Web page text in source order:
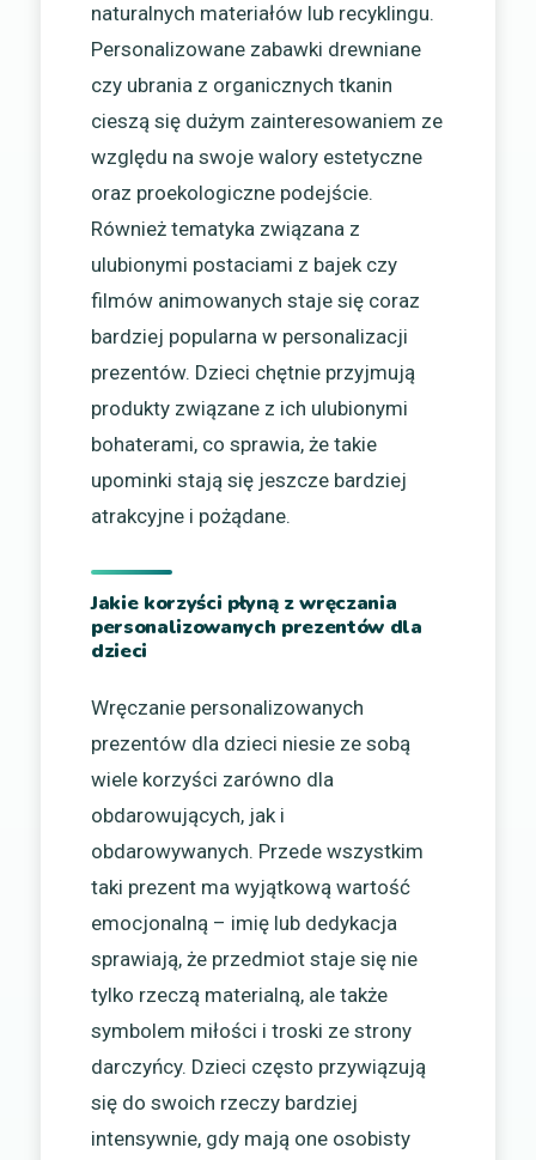
naturalnych materiałów lub recyklingu.
Personalizowane zabawki drewniane
czy ubrania z organicznych tkanin
cieszą się dużym zainteresowaniem ze
względu na swoje walory estetyczne
oraz proekologiczne podejście.
Również tematyka związana z
ulubionymi postaciami z bajek czy
filmów animowanych staje się coraz
bardziej popularna w personalizacji
prezentów. Dzieci chętnie przyjmują
produkty związane z ich ulubionymi
bohaterami, co sprawia, że takie
upominki stają się jeszcze bardziej
atrakcyjne i pożądane.
Jakie korzyści płyną z wręczania
personalizowanych prezentów dla
dzieci
Wręczanie personalizowanych
prezentów dla dzieci niesie ze sobą
wiele korzyści zarówno dla
obdarowujących, jak i
obdarowywanych. Przede wszystkim
taki prezent ma wyjątkową wartość
emocjonalną – imię lub dedykacja
sprawiają, że przedmiot staje się nie
tylko rzeczą materialną, ale także
symbolem miłości i troski ze strony
darczyńcy. Dzieci często przywiązują
się do swoich rzeczy bardziej
intensywnie, gdy mają one osobisty